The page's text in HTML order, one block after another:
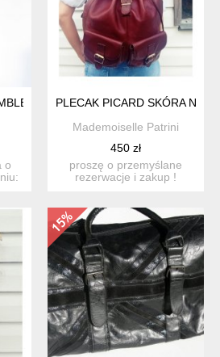
HANDMADE KWIATY
o
PLECAK PICARD SKÓRA
Mademoiselle Patrini
450 zł
proszę o przemyślane
rezerwacje i zakup !